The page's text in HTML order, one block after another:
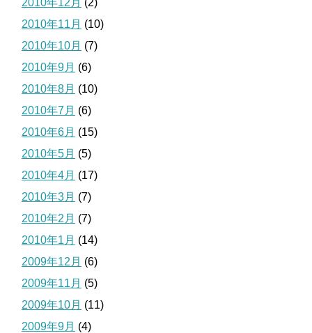
2010年11月 (10)
2010年10月 (7)
2010年9月 (6)
2010年8月 (10)
2010年7月 (6)
2010年6月 (15)
2010年5月 (5)
2010年4月 (17)
2010年3月 (7)
2010年2月 (7)
2010年1月 (14)
2009年12月 (6)
2009年11月 (5)
2009年10月 (11)
2009年9月 (4)